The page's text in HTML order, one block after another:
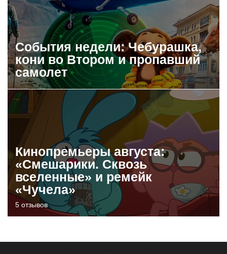
События недели: Чебурашка,
кони во Втором и пропавший
самолет
Кинопремьеры августа:
«Смешарики. Сквозь
вселенные» и ремейк
«Чучела»
5 отзывов